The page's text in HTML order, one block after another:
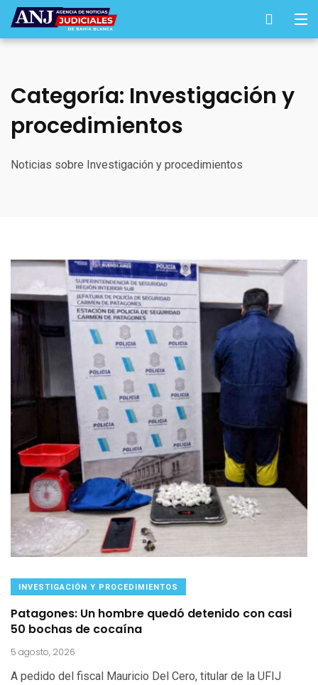
Categoría: Investigación y
procedimientos
Noticias sobre Investigación y procedimientos
INVESTIGACIÓN Y PROCEDIMIENTOS
Patagones: Un hombre quedó detenido con casi
50 bochas de cocaína
5 agosto, 2026
A pedido del fiscal Mauricio Del Cero, titular de la UFIJ